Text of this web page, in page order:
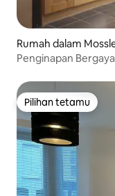
Rumah dalam
Penginapan
Pilihan tetamu
Pilihan tetamu